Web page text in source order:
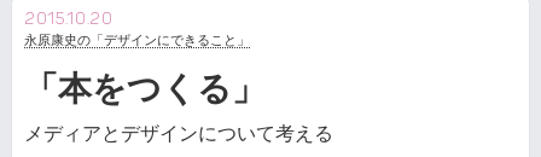
2015.10.20
永原康史の「デザインにできること」
「本をつくる」
メディアとデザインについて考える